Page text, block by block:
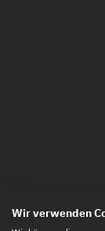
Wir verwenden